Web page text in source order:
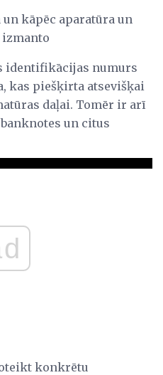
kāpēc aparatūra un
identifikācijas numurs
kas piešķirta atsevišķai
daļai. Tomēr ir arī
un citus
konkrētu